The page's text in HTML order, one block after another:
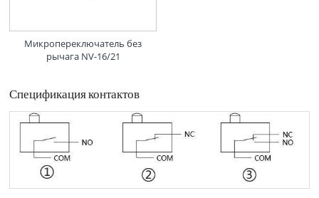
Микропереключатель без
рычага NV-16/21
Спецификация контактов